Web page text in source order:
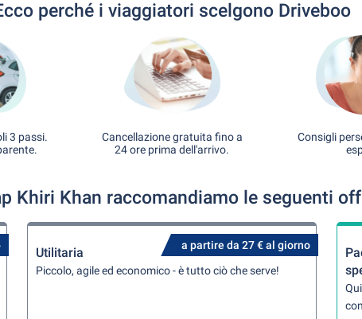
perché i viaggiatori scelgono Driveboo
3 passi.
Cancellazione gratuita fino a
24 ore prima dell'arrivo.
Consigli
Khiri Khan raccomandiamo le seguenti
a partire da 27 € al giorno
Utilitaria
Piccolo, agile ed economico - è tutto ciò che serve!